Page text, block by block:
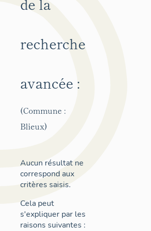
recherche
avancée :
(Commune :
Blieux)
Aucun résultat ne
correspond aux
critères saisis.
Cela peut
s'expliquer par les
raisons suivantes :